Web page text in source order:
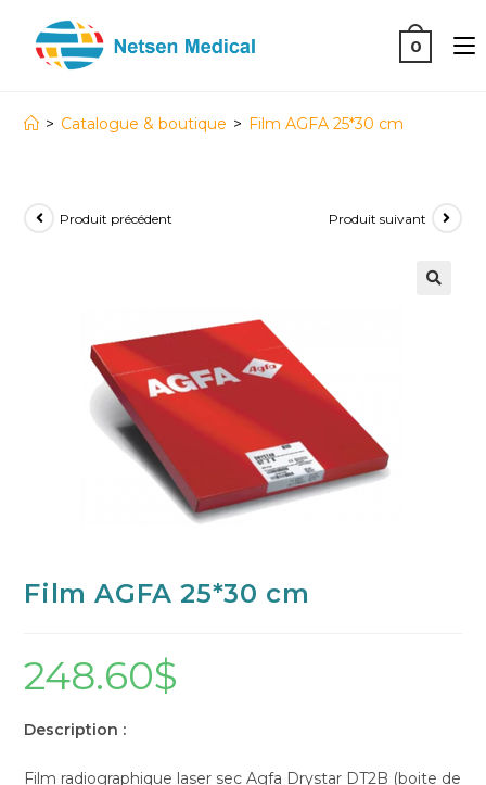
0
> Catalogue & boutique > Film AGFA 25*30 cm
Produit précédent Produit suivant
Film AGFA 25*30 cm
248.60$
Description :
Film radiographique laser sec Agfa Drystar DT2B (boite de